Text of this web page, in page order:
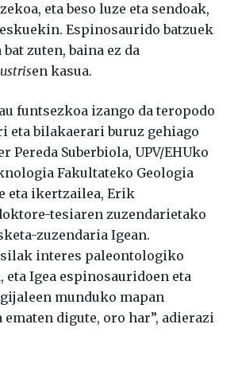
eta beso luze eta sendoak,
Espinosaurido batzuek
zuten, baina ez da
en kasua.
funtsezkoa izango da teropodo
eta bilakaerari buruz gehiago
Pereda Suberbiola, UPV/EHUko
Fakultateko Geologia
eta ikertzailea, Erik
tesiaren zuzendarietako
zuzendaria Igean.
interes paleontologiko
Igea espinosauridoen eta
munduko mapan
digute, oro har”, adierazi